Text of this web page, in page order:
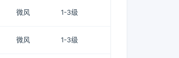
微风 1-3级
微风 1-3级